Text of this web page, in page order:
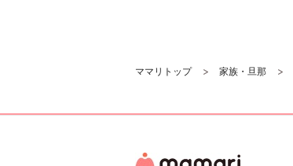
ママリトップ 家族・旦那